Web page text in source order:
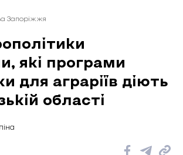
Запоріжжя
які програми
для аграріїв діють
області